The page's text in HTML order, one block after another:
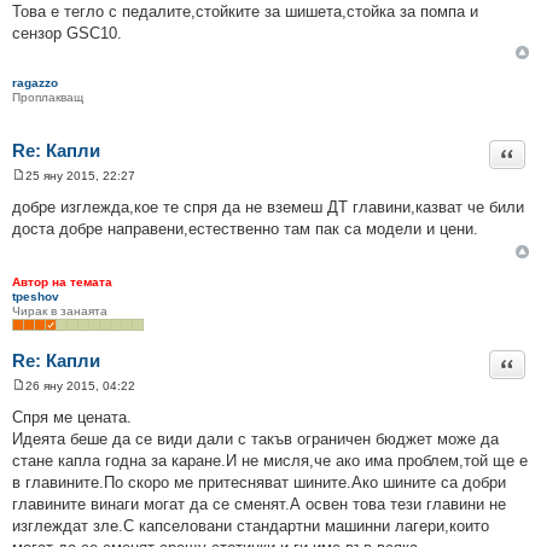
Това е тегло с педалите,стойките за шишета,стойка за помпа и
сензор GSC10.
ragazzo
Проплакващ
Re: Капли
н
е
н
25 яну 2015, 22:27
добре изглежда,кое те спря да не вземеш ДТ главини,казват че били
доста добре направени,естественно там пак са модели и цени.
Автор на темата
tpeshov
Чирак в занаята
Re: Капли
е
н
е
26 яну 2015, 04:22
Спря ме цената.
Идеята беше да се види дали с такъв ограничен бюджет може да
стане капла годна за каране.И не мисля,че ако има проблем,той ще е
в главините.По скоро ме притесняват шините.Ако шините са добри
главините винаги могат да се сменят.А освен това тези главини не
изглеждат зле.С капселовани стандартни машинни лагери,които